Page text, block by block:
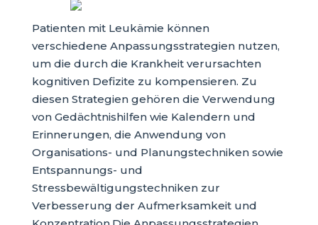
Patienten mit Leukämie können
verschiedene Anpassungsstrategien nutzen,
um die durch die Krankheit verursachten
kognitiven Defizite zu kompensieren. Zu
diesen Strategien gehören die Verwendung
von Gedächtnishilfen wie Kalendern und
Erinnerungen, die Anwendung von
Organisations- und Planungstechniken sowie
Entspannungs- und
Stressbewältigungstechniken zur
Verbesserung der Aufmerksamkeit und